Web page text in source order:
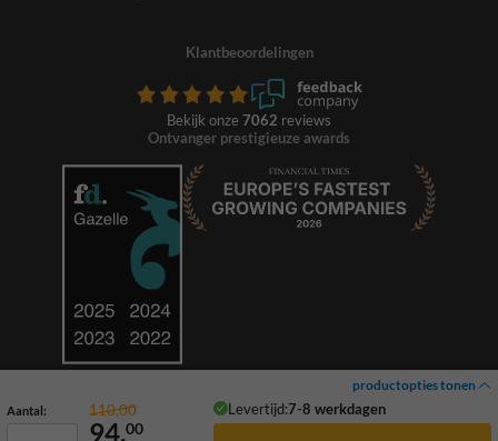
productopties tonen
Aantal: 110,00 Levertijd:7-8 werkdagen
94,00
Klantbeoordelingen
Bekijk onze 7062 reviews
Ontvanger prestigieuze awards